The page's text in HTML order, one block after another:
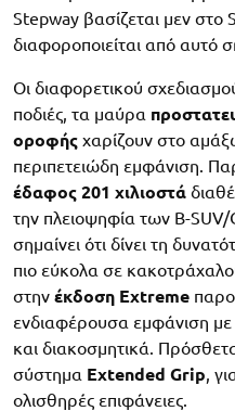
Stepway βασίζεται μεν στο
διαφοροποιείται από αυτό
Οι διαφορετικού
ποδιές, τα μαύρα
οροφής χαρίζουν στο
περιπετειώδη εμφάνιση.
έδαφος 201 χιλιοστά
την πλειοψηφία των B-
σημαίνει ότι δίνει τη
πιο εύκολα σε
στην έκδοση Extreme
ενδιαφέρουσα εμφάνιση με
και διακοσμητικά.
σύστημα Extended Grip,
ολισθηρές επιφάνειες.